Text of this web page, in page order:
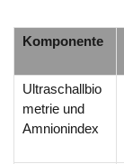
Komponente
Ultraschallbio
metrie und
Amnionindex